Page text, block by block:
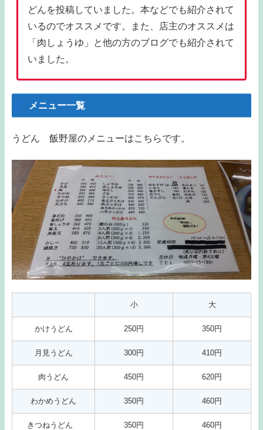
どんを投稿していました。本などでも紹介されて
いるのでオススメです。また、店主のオススメは
「肉しょうゆ」と他の方のブログでも紹介されて
いました。
メニュー一覧
うどん 飯野屋のメニューはこちらです。
小 大
かけうどん 250円 350円
月見うどん 300円 410円
肉うどん 450円 620円
わかめうどん 350円 460円
きつねうどん 350円 460円